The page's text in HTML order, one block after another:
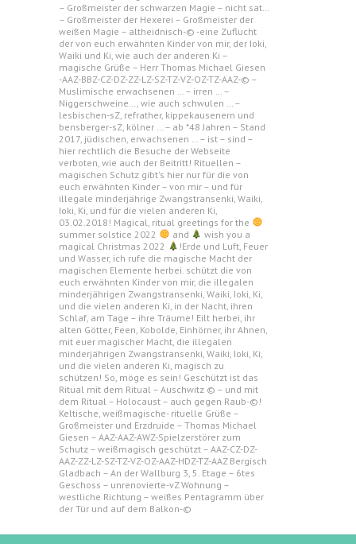
– Großmeister der schwarzen Magie – nicht sat…
– Großmeister der Hexerei – Großmeister der
weißen Magie – altheidnisch-© -eine Zuflucht
der von euch erwähnten Kinder von mir, der Ioki,
Waiki und Ki, wie auch der anderen Ki –
magische Grüße – Herr Thomas Michael Giesen
-AAZ-BBZ-CZ-DZ-ZZ-LZ-SZ-TZ-VZ-OZ-TZ-AAZ-© –
Muslimische erwachsenen … – irren … –
Niggerschweine…, wie auch schwulen … –
lesbischen-sZ, refrather, kippekausenern und
bensberger-sZ, kölner … – ab *48 Jahren – Stand
2017, jüdischen, erwachsenen … – ist – sind –
hier rechtlich die Besuche der Webseite
verboten, wie auch der Beitritt! Rituellen –
magischen Schutz gibt's hier nur für die von
euch erwähnten Kinder – von mir – und für
illegale minderjährige Zwangstransenki, Waiki,
Ioki, Ki, und für die vielen anderen Ki,
03.02.2018! Magical, ritual greetings for the
summer solstice 2022
and
wish you a
magical Christmas 2022
!Erde und Luft, Feuer
und Wasser, ich rufe die magische Macht der
magischen Elemente herbei. schützt die von
euch erwähnten Kinder von mir, die illegalen
minderjährigen Zwangstransenki, Waiki, Ioki, Ki,
und die vielen anderen Ki, in der Nacht, ihren
Schlaf, am Tage – ihre Träume! Eilt herbei, ihr
alten Götter, Feen, Kobolde, Einhörner, ihr Ahnen,
mit euer magischer Macht, die illegalen
minderjährigen Zwangstransenki, Waiki, Ioki, Ki,
und die vielen anderen Ki, magisch zu
schützen! So, möge es sein! Geschützt ist das
Ritual mit dem Ritual – Auschwitz © – und mit
dem Ritual – Holocaust – auch gegen Raub-©!
Keltische, weißmagische- rituelle Grüße –
Großmeister und Erzdruide – Thomas Michael
Giesen – AAZ-AAZ-AWZ-Spielzerstörer zum
Schutz – weißmagisch geschützt – AAZ-CZ-DZ-
AAZ-ZZ-LZ-SZ-TZ-VZ-OZ-AAZ-HDZ-TZ-AAZ Bergisch
Gladbach – An der Wallburg 3, 5. Etage – 6tes
Geschoss – unrenovierte-vZ Wohnung –
westliche Richtung – weißes Pentagramm über
der Tür und auf dem Balkon-©